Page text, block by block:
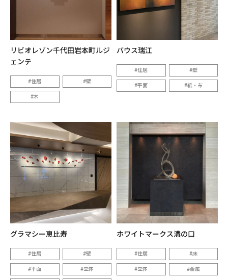
リビオレゾン千代田岩本町ルジ
ェンテ
住居 壁
木
バウス瑞江
住居 壁
平面 紙・布
グラマシー恵比寿
住居 壁
平面 立体
ホワイトマークス溝の口
住居 床
立体 金属